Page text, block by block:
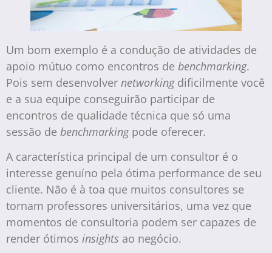
Um bom exemplo é a condução de atividades de
apoio mútuo como encontros de benchmarking.
Pois sem desenvolver networking dificilmente você
e a sua equipe conseguirão participar de
encontros de qualidade técnica que só uma
sessão de benchmarking pode oferecer.
A característica principal de um consultor é o
interesse genuíno pela ótima performance de seu
cliente. Não é à toa que muitos consultores se
tornam professores universitários, uma vez que
momentos de consultoria podem ser capazes de
render ótimos insights ao negócio.